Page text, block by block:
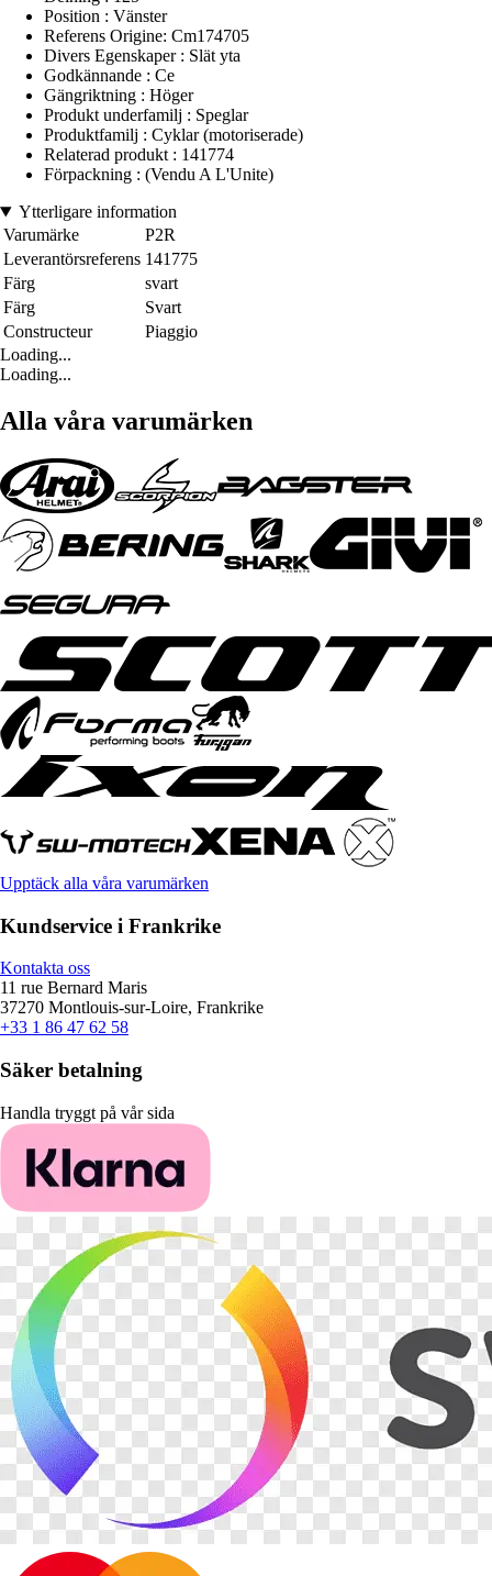
Position : Vänster
Referens Origine: Cm174705
Divers Egenskaper : Slät yta
Godkännande : Ce
Gängriktning : Höger
Produkt underfamilj : Speglar
Produktfamilj : Cyklar (motoriserade)
Relaterad produkt : 141774
Förpackning : (Vendu A L'Unite)
Ytterligare information
Varumärke
P2R
Leverantörsreferens 141775
Färg
svart
Färg
Svart
Constructeur
Piaggio
Loading...
Loading...
Alla våra varumärken
Upptäck alla våra varumärken
Kundservice i Frankrike
Kontakta oss
11 rue Bernard Maris
37270 Montlouis-sur-Loire, Frankrike
+33 1 86 47 62 58
Säker betalning
Handla tryggt på vår sida